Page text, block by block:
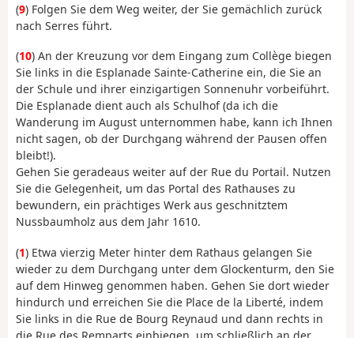
(9) Folgen Sie dem Weg weiter, der Sie gemächlich zurück
nach Serres führt.
(10) An der Kreuzung vor dem Eingang zum Collège biegen
Sie links in die Esplanade Sainte-Catherine ein, die Sie an
der Schule und ihrer einzigartigen Sonnenuhr vorbeiführt.
Die Esplanade dient auch als Schulhof (da ich die
Wanderung im August unternommen habe, kann ich Ihnen
nicht sagen, ob der Durchgang während der Pausen offen
bleibt!).
Gehen Sie geradeaus weiter auf der Rue du Portail. Nutzen
Sie die Gelegenheit, um das Portal des Rathauses zu
bewundern, ein prächtiges Werk aus geschnitztem
Nussbaumholz aus dem Jahr 1610.
(1) Etwa vierzig Meter hinter dem Rathaus gelangen Sie
wieder zu dem Durchgang unter dem Glockenturm, den Sie
auf dem Hinweg genommen haben. Gehen Sie dort wieder
hindurch und erreichen Sie die Place de la Liberté, indem
Sie links in die Rue de Bourg Reynaud und dann rechts in
die Rue des Remparts einbiegen, um schließlich an der